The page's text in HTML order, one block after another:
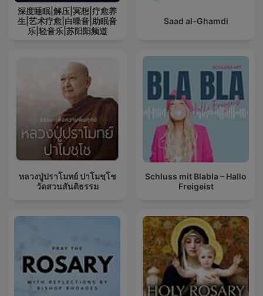
深度睡眠|解压|冥想|疗愈养
生|艺术疗愈|白噪音|助眠音
乐|轻音乐|苏阳阳频道
Saad al-Ghamdi
หลวงปู่ปราโมทย์ ปาโมชฺโช
วัดสวนสันติธรรม
Schluss mit Blabla – Hallo
Freigeist